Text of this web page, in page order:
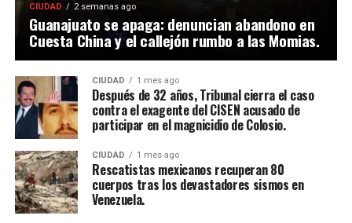
CIUDAD 2 semanas ago
Guanajuato se apaga: denuncian abandono en
Cuesta China y el callejón rumbo a las Momias.
CIUDAD 1 mes ago
Después de 32 años, Tribunal cierra el caso
contra el exagente del CISEN acusado de
participar en el magnicidio de Colosio.
CIUDAD 1 mes ago
Rescatistas mexicanos recuperan 80
cuerpos tras los devastadores sismos en
Venezuela.